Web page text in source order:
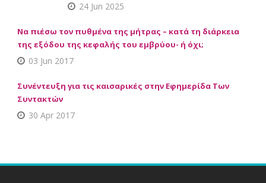
24 Jun 2025
Να πιέσω τον πυθμένα της μήτρας – κατά τη διάρκεια
της εξόδου της κεφαλής του εμβρύου- ή όχι;
03 Jun 2017
Συνέντευξη για τις καισαρικές στην Εφημερίδα Των
Συντακτών
30 Apr 2017